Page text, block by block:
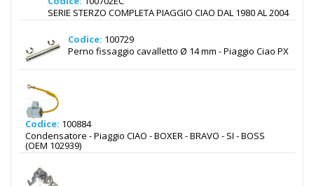
SERIE STERZO COMPLETA PIAGGIO CIAO DAL 1980 AL 2004
Codice: 100729
Perno fissaggio cavalletto Ø 14 mm - Piaggio Ciao PX
Codice: 100884
Condensatore - Piaggio CIAO - BOXER - BRAVO - SI - BOSS
(OEM 102939)